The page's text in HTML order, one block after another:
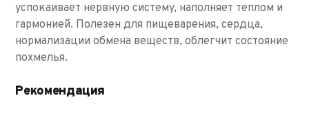
успокаивает нервную систему, наполняет теплом и
гармонией. Полезен для пищеварения, сердца,
нормализации обмена веществ, облегчит состояние
похмелья.
Рекомендация